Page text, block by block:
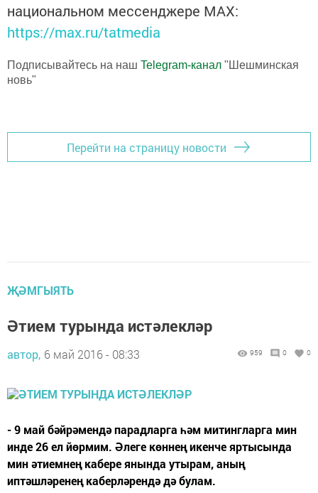
национальном мессенджере MАХ:
https://max.ru/tatmedia
Подписывайтесь на наш Telegram-канал "Шешминская
новь"
Перейти на страницу новости
ҖӘМГЫЯТЬ
Әтием турында истәлекләр
автор, 6 май 2016 - 08:33 959 0 0
- 9 май бәйрәмендә парадларга һәм митингларга мин
инде 26 ел йөрмим. Әлеге көннең икенче яртысында
мин әтиемнең кабере янында утырам, аның
иптәшләренең каберләрендә дә булам.